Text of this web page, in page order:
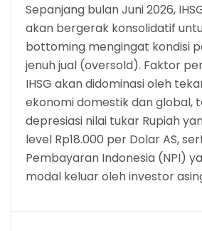
Sepanjang bulan Juni 2026,
akan bergerak konsolidatif
bottoming mengingat kondisi
jenuh jual (oversold). Faktor
IHSG akan didominasi oleh
ekonomi domestik dan global,
depresiasi nilai tukar Rupiah
level Rp18.000 per Dolar AS,
Pembayaran Indonesia (NPI)
modal keluar oleh investor